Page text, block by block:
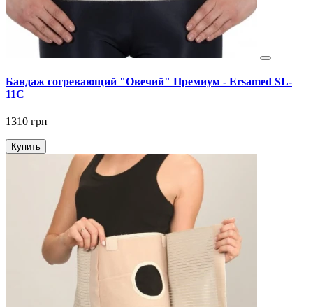
Бандаж согревающий "Овечий" Премиум - Ersamed SL-
11C
1310 грн
Купить